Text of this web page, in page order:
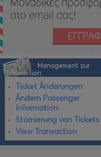
Management zur
Transaktion
Ticket Änderungen
Ändern Passenger
Information
Stornierung von Tickets
View Transaction